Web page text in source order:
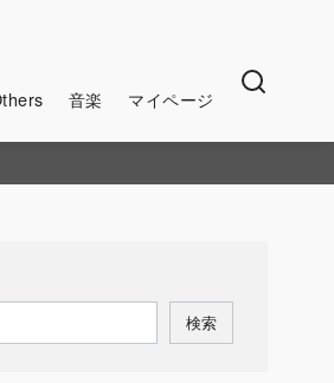
音楽 マイページ
検索